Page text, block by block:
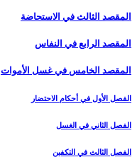
المقصد الثالث في الاستحاضة
المقصد الرابع في النفاس‏
المقصد الخامس في غسل الأموات‏
الفصل الأول في أحكام الاحتضار
الفصل الثاني في الغسل
الفصل الثالث في التكفين